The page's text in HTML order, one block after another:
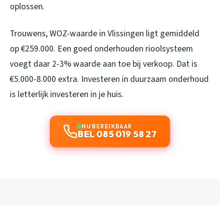
oplossen.
Trouwens, WOZ-waarde in Vlissingen ligt gemiddeld
op €259.000. Een goed onderhouden rioolsysteem
voegt daar 2-3% waarde aan toe bij verkoop. Dat is
€5.000-8.000 extra. Investeren in duurzaam onderhoud
is letterlijk investeren in je huis.
NU BEREIKBAAR
BEL 085 019 58 27